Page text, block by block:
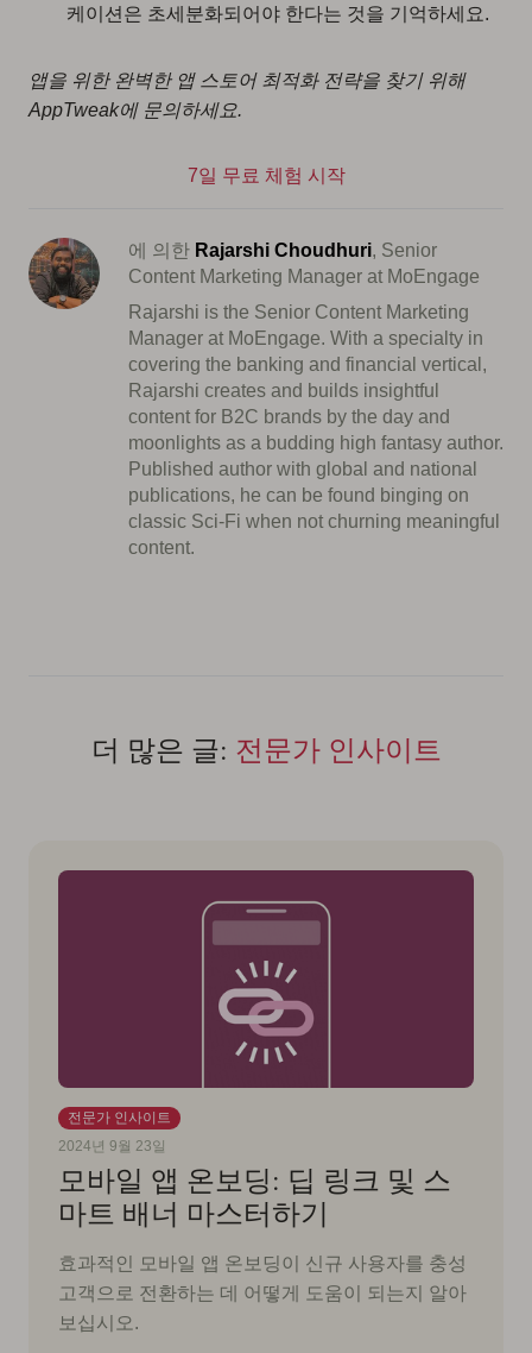
케이션은 초세분화되어야 한다는 것을 기억하세요.
앱을 위한 완벽한 앱 스토어 최적화 전략을 찾기 위해
AppTweak에 문의하세요.
7일 무료 체험 시작
에 의한 Rajarshi Choudhuri, Senior
Content Marketing Manager at MoEngage
Rajarshi is the Senior Content Marketing
Manager at MoEngage. With a specialty in
covering the banking and financial vertical,
Rajarshi creates and builds insightful
content for B2C brands by the day and
moonlights as a budding high fantasy author.
Published author with global and national
publications, he can be found binging on
classic Sci-Fi when not churning meaningful
content.
더 많은 글: 전문가 인사이트
전문가 인사이트
2024년 9월 23일
모바일 앱 온보딩: 딥 링크 및 스
마트 배너 마스터하기
효과적인 모바일 앱 온보딩이 신규 사용자를 충성
고객으로 전환하는 데 어떻게 도움이 되는지 알아
보십시오.